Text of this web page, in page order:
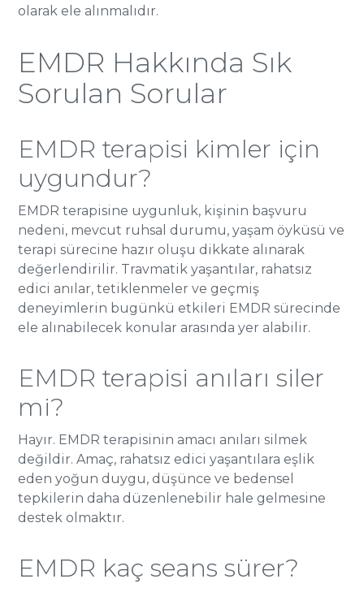
olarak ele alınmalıdır.
EMDR Hakkında Sık
Sorulan Sorular
EMDR terapisi kimler için
uygundur?
EMDR terapisine uygunluk, kişinin başvuru
nedeni, mevcut ruhsal durumu, yaşam öyküsü ve
terapi sürecine hazır oluşu dikkate alınarak
değerlendirilir. Travmatik yaşantılar, rahatsız
edici anılar, tetiklenmeler ve geçmiş
deneyimlerin bugünkü etkileri EMDR sürecinde
ele alınabilecek konular arasında yer alabilir.
EMDR terapisi anıları siler
mi?
Hayır. EMDR terapisinin amacı anıları silmek
değildir. Amaç, rahatsız edici yaşantılara eşlik
eden yoğun duygu, düşünce ve bedensel
tepkilerin daha düzenlenebilir hale gelmesine
destek olmaktır.
EMDR kaç seans sürer?